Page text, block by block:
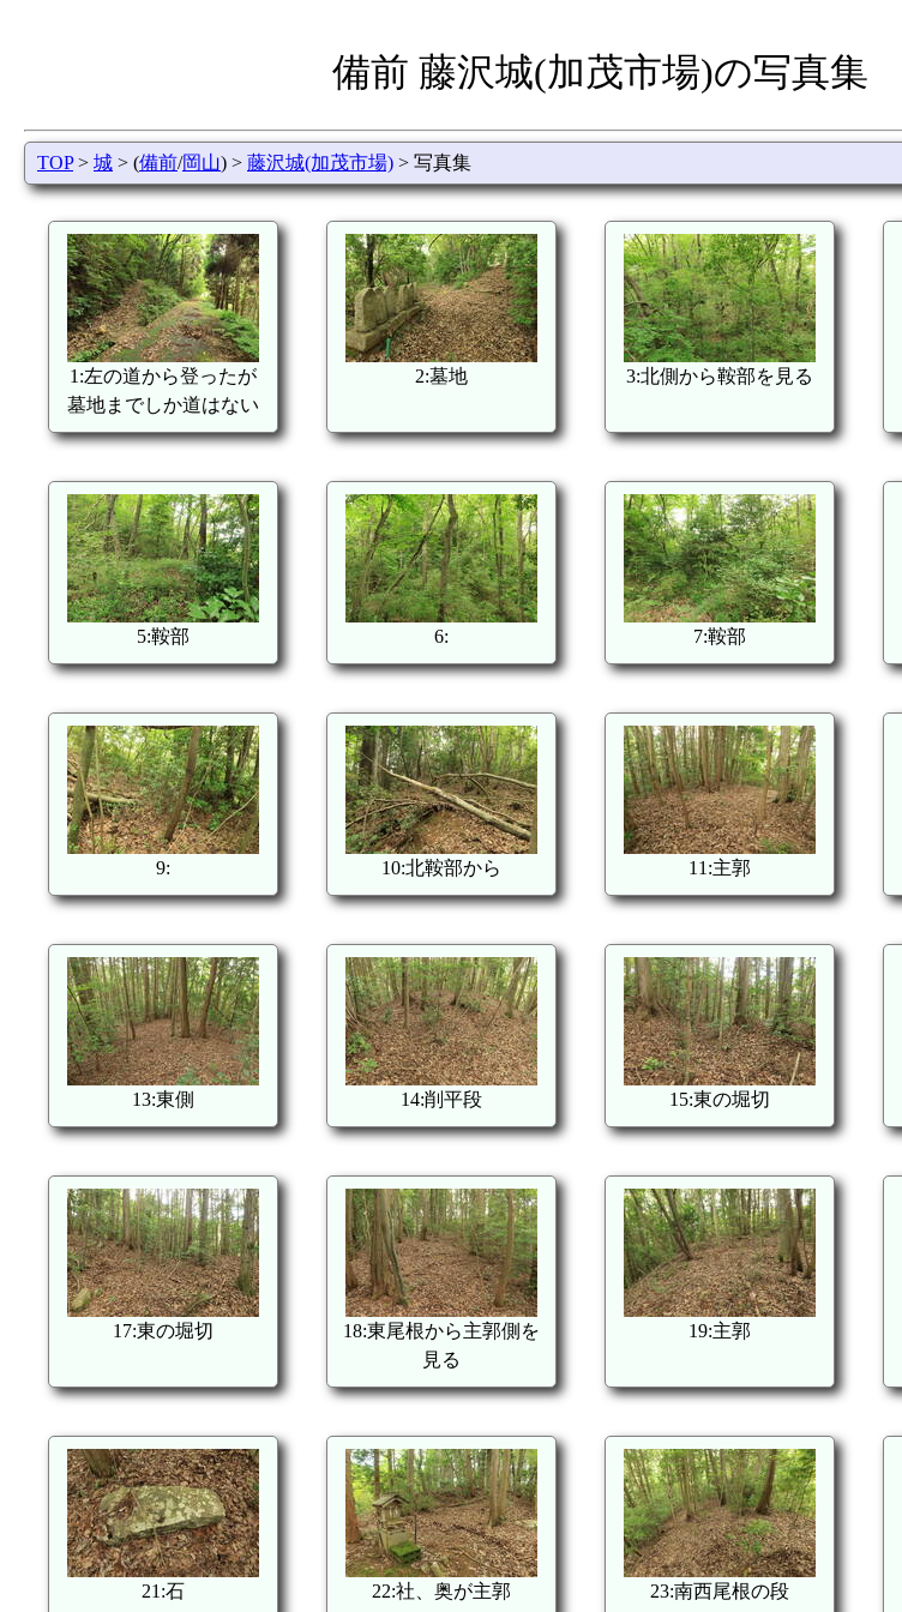
備前 藤沢城(加茂市場)の写真集
TOP> 城 > (備前/岡山) > 藤沢城(加茂市場) > 写真集
1:左の道から登ったが
墓地までしか道はない
2:墓地 3:北側から鞍部を見る
5:鞍部 6: 7:鞍部
9: 10:北鞍部から 11:主郭
13:東側 14:削平段 15:東の堀切
17:東の堀切
18:東尾根から主郭側を
見る
19:主郭
21:石 22:社、奥が主郭 23:南西尾根の段